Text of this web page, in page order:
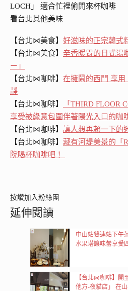
看台北其他美味
【台北⋈美食】 好滋味的正宗韓式
【台北⋈美食】 辛香暖胃的日式湯
ー」
【台北⋈咖啡】 在擁鬧的西門 享用
靜
【台北⋈咖啡】
「THIRD FLOOR
享受被綠意包圍伴著陽光入口的咖
【台北⋈咖啡】 讓人想再賴一下的
【台北⋈咖啡】 藏有河堤美景的「
院喝杯咖啡吧！
按讚加入粉絲團
延伸閱讀
中山站雙連站下午
水果塔讓味蕾享受
【台北⋈咖啡】開
他方-夜貓店」 在